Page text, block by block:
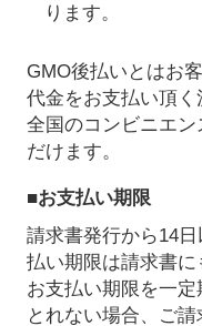
ります。
GMO後払いとはお
代金をお支払い頂く
全国のコンビニエ
だけます。
■お支払い期限
請求書発行から14
払い期限は請求書に
お支払い期限を一
とれない場合、ご